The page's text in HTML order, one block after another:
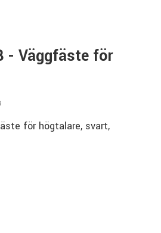
- Väggfäste för
för högtalare, svart,